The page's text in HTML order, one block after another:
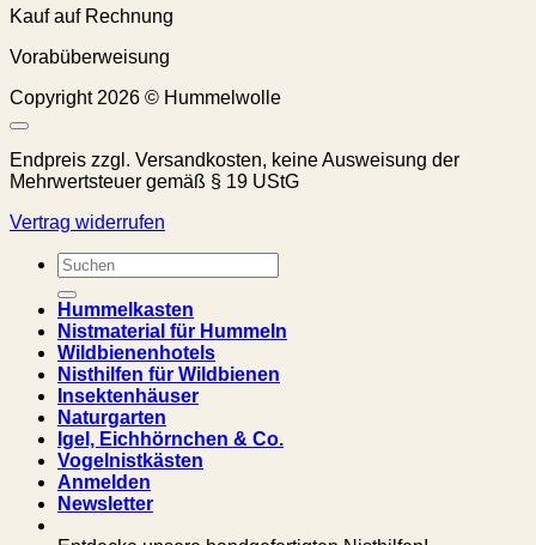
Kauf auf Rechnung
Vorabüberweisung
Copyright 2026 © Hummelwolle
Endpreis zzgl. Versandkosten, keine Ausweisung der
Mehrwertsteuer gemäß § 19 UStG
Vertrag widerrufen
Suchen
nach:
Hummelkasten
Nistmaterial für Hummeln
Wildbienenhotels
Nisthilfen für Wildbienen
Insektenhäuser
Naturgarten
Igel, Eichhörnchen & Co.
Vogelnistkästen
Anmelden
Newsletter